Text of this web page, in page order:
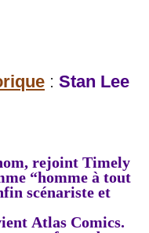
: Stan Lee
rejoint Timely
“homme à tout
scénariste et
Atlas Comics.